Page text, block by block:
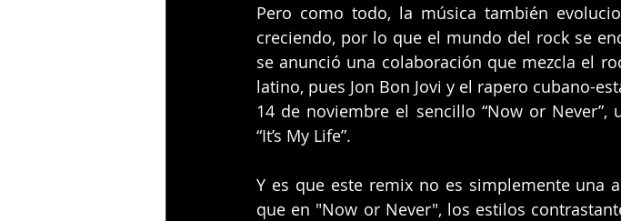
Pero como todo, la música también
creciendo, por lo que el mundo del rock se
se anunció una colaboración que mezcla el
latino, pues Jon Bon Jovi y el rapero cubano-
14 de noviembre el sencillo “Now or
“It’s My Life”.
Y es que este remix no es simplemente una
que en "Now or Never", los estilos